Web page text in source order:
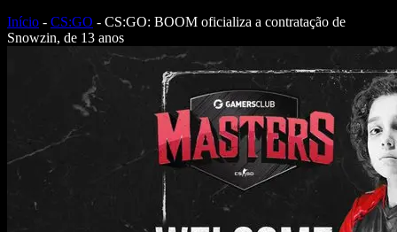
Início - CS:GO - CS:GO: BOOM oficializa a contratação de
Snowzin, de 13 anos